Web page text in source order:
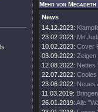
Mehr von Megadeth
News
14.12.2023:
23.02.2023: Mit
10.02.2023: Cover
03.09.2022:
12.08.2022: Nettes
22.07.2022:
23.06.2022: Neues
11.03.2019:
26.01.2019: Alle